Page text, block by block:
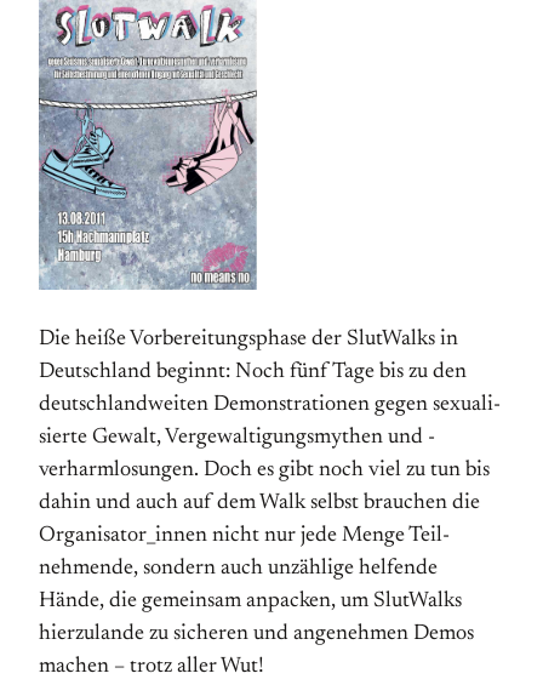
Die heiße Vorbereitungsphase der SlutWalks in
Deutschland beginnt: Noch fünf Tage bis zu den
deutschlandweiten Demonstrationen gegen sexuali­
sier­te Gewalt, Vergewaltigungsmythen und -
verharmlosungen. Doch es gibt noch viel zu tun bis
dahin und auch auf dem Walk selbst brauchen die
Organisator­_innen nicht nur jede Menge Teil­
nehmende, sondern auch unzählige hel­fende
Hände, die gemeinsam anpacken, um Slut­Walks
hierzulande zu sicheren und angenehmen Demos
machen – trotz aller Wut!